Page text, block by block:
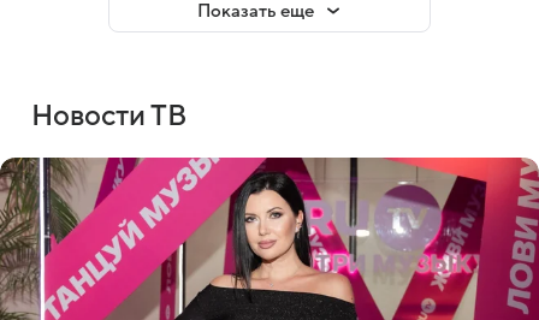
Показать еще
Новости ТВ